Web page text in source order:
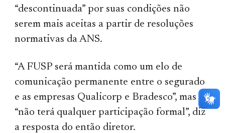
“descontinuada” por suas condições não
serem mais aceitas a partir de resoluções
normativas da ANS.
“A FUSP será mantida como um elo de
comunicação permanente entre o segurado
e as empresas Qualicorp e Bradesco”, mas
“não terá qualquer participação formal”, diz
a resposta do então diretor.